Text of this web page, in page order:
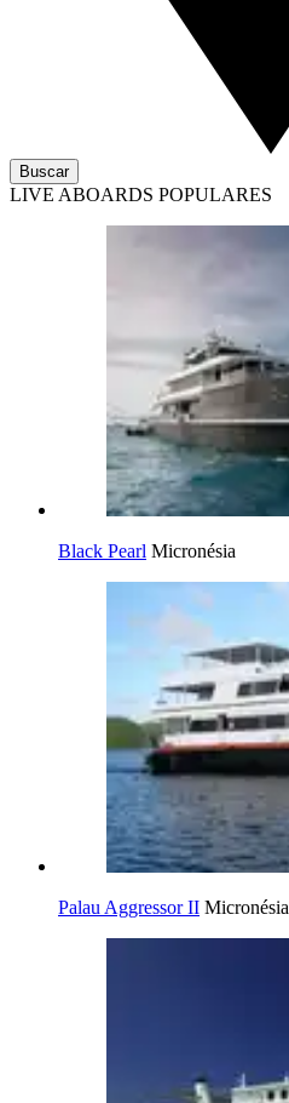
Buscar
LIVE ABOARDS POPULARES
Black Pearl Micronésia
Palau Aggressor II Micronésia